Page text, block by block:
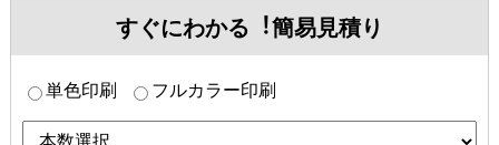
すぐにわかる︕簡易見積り
単色印刷 フルカラー印刷